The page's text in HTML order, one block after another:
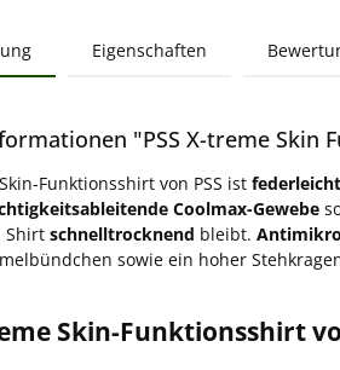
Eigenschaften
"PSS X-treme Skin
Funktionsshirt von PSS ist federleicht
Coolmax-Gewebe
Shirt schnelltrocknend bleibt.
sowie ein hoher
Skin-Funktionsshirt